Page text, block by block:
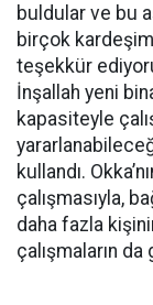
buldular ve bu
birçok
teşekkür
İnşallah yeni
kapasiteyle
kullandı.
çalışmasıyla,
daha fazla
çalışmaların